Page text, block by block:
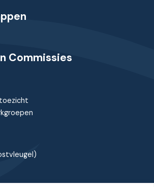
Commissies